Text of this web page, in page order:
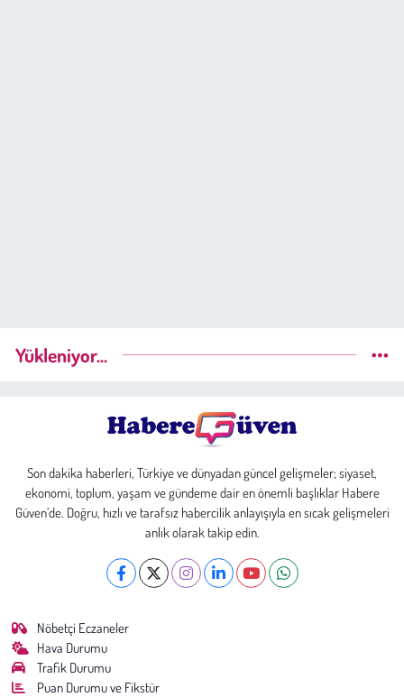
Yükleniyor...
Son dakika haberleri, Türkiye ve dünyadan güncel gelişmeler; siyaset,
ekonomi, toplum, yaşam ve gündeme dair en önemli başlıklar Habere
Güven’de. Doğru, hızlı ve tarafsız habercilik anlayışıyla en sıcak gelişmeleri
anlık olarak takip edin.
Nöbetçi Eczaneler
Hava Durumu
Trafik Durumu
Puan Durumu ve Fikstür